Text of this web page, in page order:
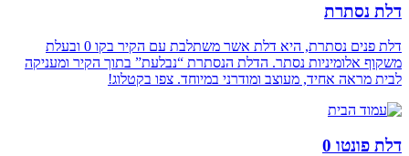
דלת נסתרת
דלת פנים נסתרת, היא דלת אשר משתלבת עם הקיר בקו 0 ובעלת
משקוף אלומיניות נסתר. הדלת הנסתרת “נבלעת” בתוך הקיר ומעניקה
לבית מראה אחיד, מעוצב ומודרני במיוחד. צפו בקטלוג!
דלת פונטו 0